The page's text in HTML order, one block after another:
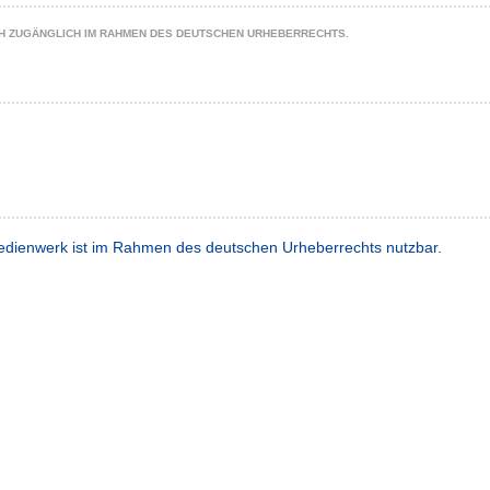
ZUGÄNGLICH IM RAHMEN DES DEUTSCHEN URHEBERRECHTS.
ist im Rahmen des deutschen Urheberrechts nutzbar.